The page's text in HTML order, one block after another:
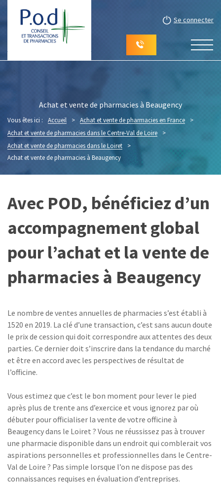
Se connecter
Achat et vente de pharmacies à Beaugency
Vous êtes ici : Accueil > Achat et vente de pharmacies en France
>
Achat et vente de pharmacies dans le Centre-Val de Loire
>
Achat et vente de pharmacies dans le Loiret
>
Achat et vente de pharmacies à Beaugency
Avec POD, bénéficiez d’un
accompagnement global
pour l’achat et la vente de
pharmacies à Beaugency
Le nombre de ventes annuelles de pharmacies s’est établi à
1520 en 2019. La clé d’une transaction, c’est sans aucun doute
le prix de cession qui doit correspondre aux attentes des deux
parties. Ce dernier doit s’inscrire dans la tendance du marché
et être en accord avec les perspectives de résultat de
l’officine.
Vous estimez que c’est le bon moment pour lever le pied
après plus de trente ans d’exercice et vous ignorez par où
débuter pour officialiser la vente de votre officine à
Beaugency dans le Loiret ? Vous ne réussissez pas à trouver
une pharmacie disponible dans un endroit qui comblerait vos
aspirations personnelles et professionnelles dans le Centre-
Val de Loire ? Pas simple lorsque l’on ne dispose pas des
connaissances requises en évaluation d’entreprises.